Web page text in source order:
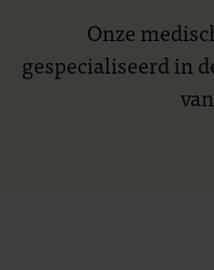
Onze
gespecialiseerd in